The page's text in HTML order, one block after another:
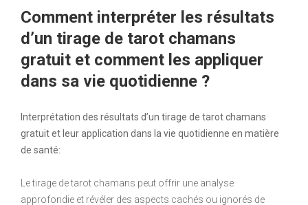
Comment interpréter les résultats
d’un tirage de tarot chamans
gratuit et comment les appliquer
dans sa vie quotidienne ?
Interprétation des résultats d’un tirage de tarot chamans
gratuit et leur application dans la vie quotidienne en matière
de santé:
Le tirage de tarot chamans peut offrir une analyse
approfondie et révéler des aspects cachés ou ignorés de